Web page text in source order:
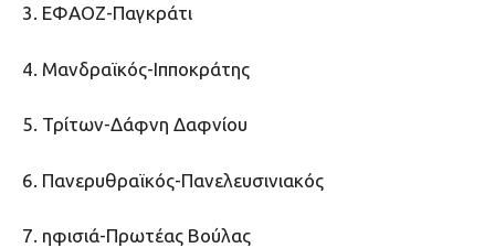
3. ΕΦΑΟΖ-Παγκράτι
4. Μανδραϊκός-Ιπποκράτης
5. Τρίτων-Δάφνη Δαφνίου
6. Πανερυθραϊκός-Πανελευσινιακός
7. ηφισιά-Πρωτέας Βούλας